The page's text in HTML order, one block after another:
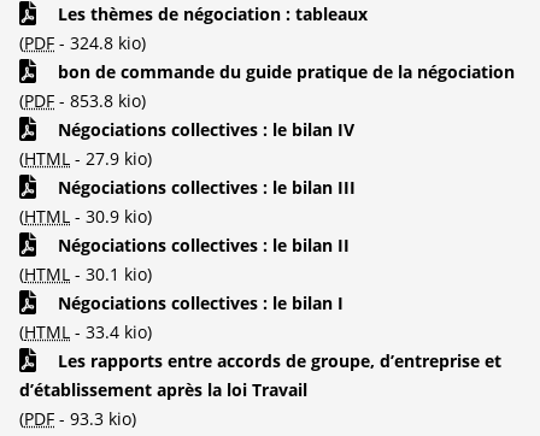
Les thèmes de négociation : tableaux
(PDF - 324.8 kio)
bon de commande du guide pratique de la négociation
(PDF - 853.8 kio)
Négociations collectives : le bilan IV
(HTML - 27.9 kio)
Négociations collectives : le bilan III
(HTML - 30.9 kio)
Négociations collectives : le bilan II
(HTML - 30.1 kio)
Négociations collectives : le bilan I
(HTML - 33.4 kio)
Les rapports entre accords de groupe, d’entreprise et
d’établissement après la loi Travail
(PDF - 93.3 kio)